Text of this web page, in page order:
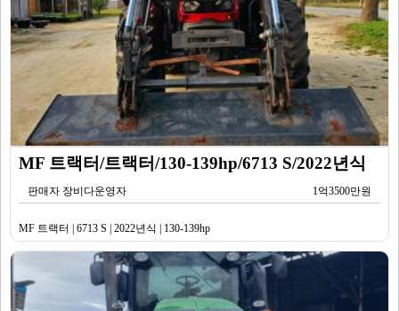
MF 트랙터/트랙터/130-139hp/6713 S/2022년식
판매자 장비다운영자 1억3500만원
MF 트랙터 | 6713 S | 2022년식 | 130-139hp